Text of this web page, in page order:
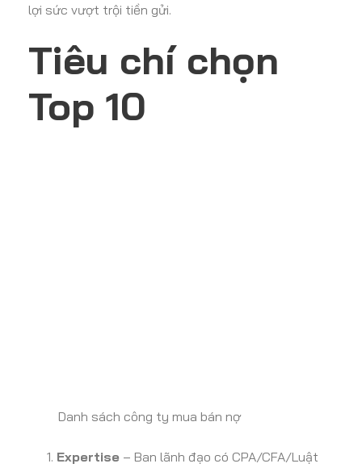
lợi sức vượt trội tiền gửi.
Tiêu chí chọn
Top 10
Danh sách công ty mua bán nợ
Expertise – Ban lãnh đạo có CPA/CFA/Luật